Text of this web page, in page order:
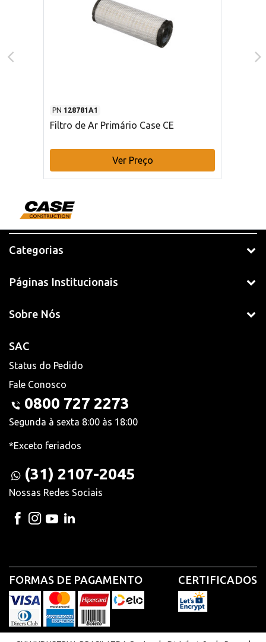
PN 128781A1
Filtro de Ar Primário Case CE
Ver Preço
Categorias
Páginas Institucionais
Sobre Nós
SAC
Status do Pedido
Fale Conosco
0800 727 2273
Segunda à sexta 8:00 às 18:00
*Exceto feriados
(31) 2107-2045
Nossas Redes Sociais
FORMAS DE PAGAMENTO CERTIFICADOS